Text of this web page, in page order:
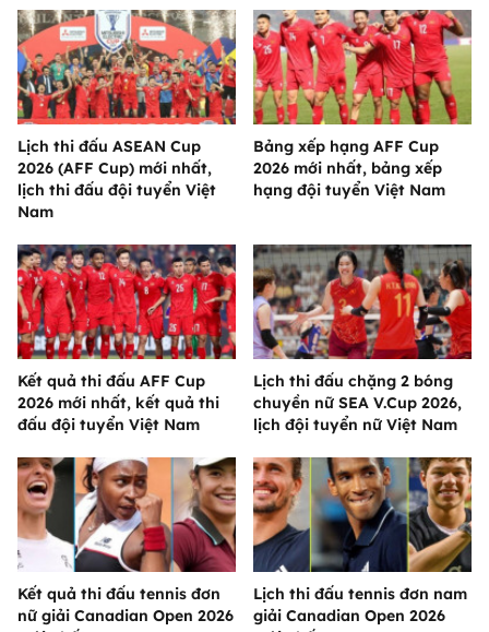
Lịch thi đấu ASEAN Cup
2026 (AFF Cup) mới nhất,
lịch thi đấu đội tuyển Việt
Nam
Bảng xếp hạng AFF Cup
2026 mới nhất, bảng xếp
hạng đội tuyển Việt Nam
Kết quả thi đấu AFF Cup
2026 mới nhất, kết quả thi
đấu đội tuyển Việt Nam
Lịch thi đấu chặng 2 bóng
chuyền nữ SEA V.Cup 2026,
lịch đội tuyển nữ Việt Nam
Kết quả thi đấu tennis đơn
nữ giải Canadian Open 2026
Lịch thi đấu tennis đơn nam
giải Canadian Open 2026